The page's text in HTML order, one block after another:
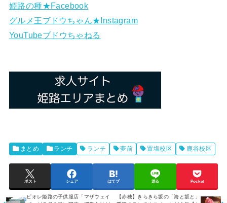
姫路の種★Facebook
グルメ王ブドウちゃん★Instagram
YouTubeブドウちゃねる
まとめ ランチ ランチ 夢前 置塩校区 鹿谷校区
ポスト シェア はてブ 送る Pocket
ピオレ姫路の子供服店「マザウェイ
【赤穂】きらきら坂の「海と坂と」